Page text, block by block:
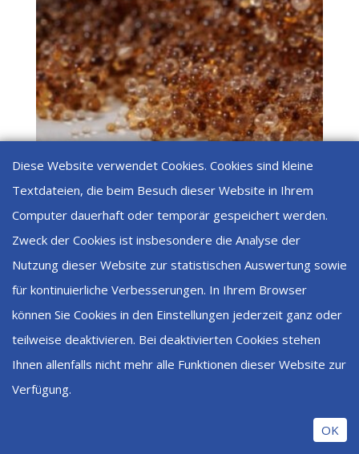
811152 Vollentsalzerharz Lewatit NM60
CHF73.30
Designed byElegant Themes| Powered by
Diese Website verwendet Cookies. Cookies sind kleine
Textdateien, die beim Besuch dieser Website in Ihrem
Computer dauerhaft oder temporär gespeichert werden.
Zweck der Cookies ist insbesondere die Analyse der
Nutzung dieser Website zur statistischen Auswertung sowie
für kontinuierliche Verbesserungen. In Ihrem Browser
können Sie Cookies in den Einstellungen jederzeit ganz oder
teilweise deaktivieren. Bei deaktivierten Cookies stehen
Ihnen allenfalls nicht mehr alle Funktionen dieser Website zur
Verfügung.
OK